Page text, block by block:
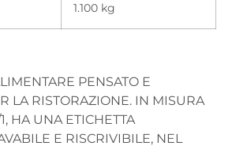
1.100 kg
PENSATO E
LA RISTORAZIONE. IN MISURA
HA UNA ETICHETTA
E RISCRIVIBILE, NEL